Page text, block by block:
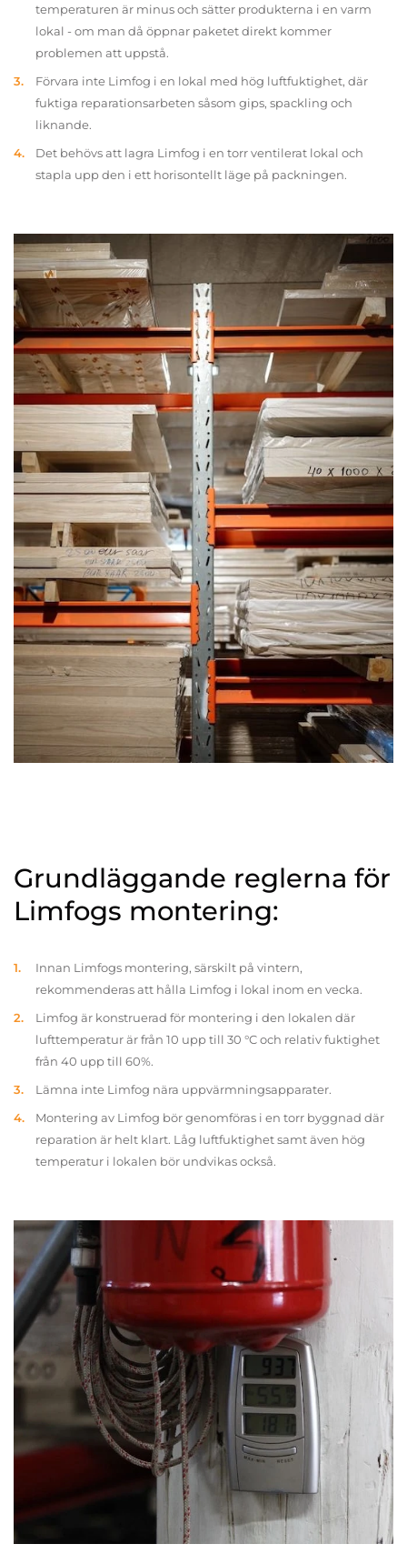
temperaturen är minus och sätter produkterna i en varm
lokal - om man då öppnar paketet direkt kommer
problemen att uppstå.
Förvara inte Limfog i en lokal med hög luftfuktighet, där
fuktiga reparationsarbeten såsom gips, spackling och
liknande.
Det behövs att lagra Limfog i en torr ventilerat lokal och
stapla upp den i ett horisontellt läge på packningen.
Grundläggande reglerna för
Limfogs montering:
Innan Limfogs montering, särskilt på vintern,
rekommenderas att hålla Limfog i lokal inom en vecka.
Limfog är konstruerad för montering i den lokalen där
lufttemperatur är från 10 upp till 30 °C och relativ fuktighet
från 40 upp till 60%.
Lämna inte Limfog nära uppvärmningsapparater.
Montering av Limfog bör genomföras i en torr byggnad där
reparation är helt klart. Låg luftfuktighet samt även hög
temperatur i lokalen bör undvikas också.